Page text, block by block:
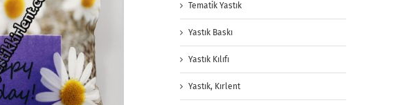
Tematik Yastık
Yastık Baskı
Yastık Kılıfı
Yastık, Kırlent